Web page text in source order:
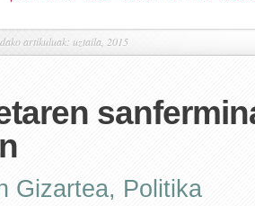
artikuluak: uztaila, 2015
Gizartea, Politika